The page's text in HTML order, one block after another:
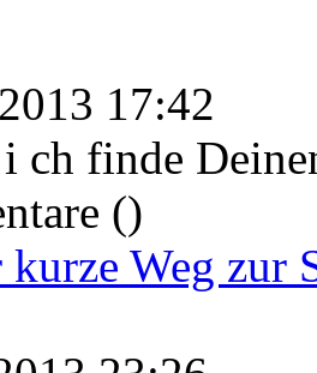
17:42
ch finde
()
kurze Weg zur